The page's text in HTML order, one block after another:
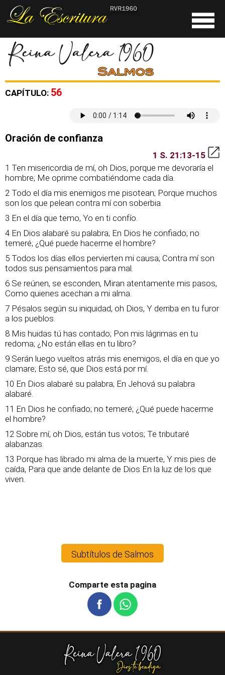
CAPÍTULO: 56
Oración de confianza
1 S. 21:13-15
1 Ten misericordia de mí, oh Dios, porque me devoraría el
hombre; Me oprime combatiéndome cada día.
2 Todo el día mis enemigos me pisotean; Porque muchos
son los que pelean contra mí con soberbia.
3 En el día que temo, Yo en ti confío.
4 En Dios alabaré su palabra; En Dios he confiado; no
temeré; ¿Qué puede hacerme el hombre?
5 Todos los días ellos pervierten mi causa; Contra mí son
todos sus pensamientos para mal.
6 Se reúnen, se esconden, Miran atentamente mis pasos,
Como quienes acechan a mi alma.
7 Pésalos según su iniquidad, oh Dios, Y derriba en tu furor
a los pueblos.
8 Mis huidas tú has contado; Pon mis lágrimas en tu
redoma; ¿No están ellas en tu libro?
9 Serán luego vueltos atrás mis enemigos, el día en que yo
clamare; Esto sé, que Dios está por mí.
10 En Dios alabaré su palabra; En Jehová su palabra
alabaré.
11 En Dios he confiado; no temeré; ¿Qué puede hacerme
el hombre?
12 Sobre mí, oh Dios, están tus votos; Te tributaré
alabanzas.
13 Porque has librado mi alma de la muerte, Y mis pies de
caída, Para que ande delante de Dios En la luz de los que
viven.
Subtítulos de Salmos
Comparte esta pagina